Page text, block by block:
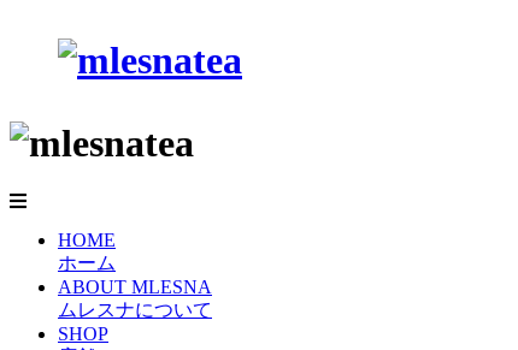
HOME
ホーム
ABOUT MLESNA
ムレスナについて
SHOP